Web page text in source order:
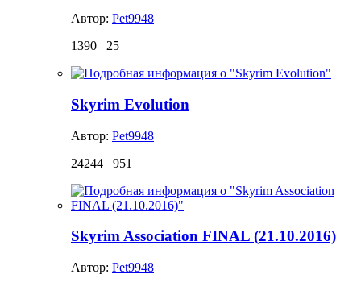
Автор: Pet9948
1390
25
Skyrim Evolution
Автор: Pet9948
24244
951
Skyrim Association FINAL (21.10.2016)
Автор: Pet9948